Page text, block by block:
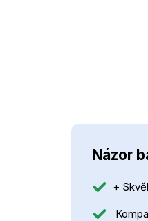
Názor
+